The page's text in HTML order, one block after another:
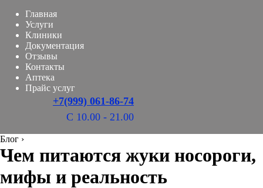
Главная
Услуги
Клиники
Документация
Отзывы
Контакты
Аптека
Прайс услуг
+7(999) 061-86-74
С 10.00 - 21.00
Блог ›
Чем питаются жуки носороги,
мифы и реальность